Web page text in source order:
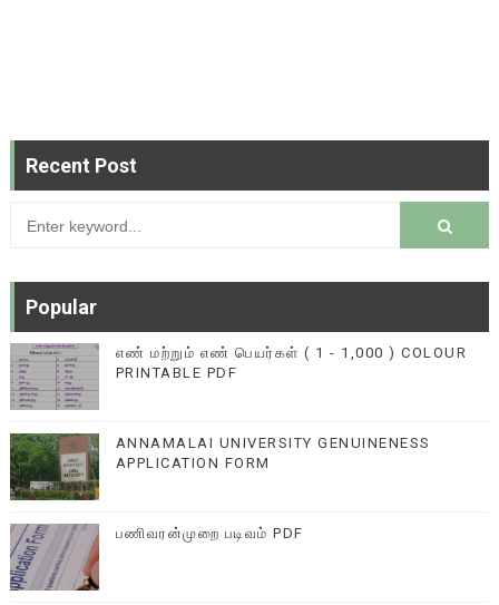
Recent Post
Popular
எண் மற்றும் எண் பெயர்கள் ( 1 - 1,000 ) COLOUR
PRINTABLE PDF
ANNAMALAI UNIVERSITY GENUINENESS
APPLICATION FORM
பணிவரன்முறை படிவம் PDF